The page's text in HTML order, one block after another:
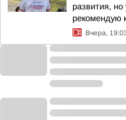
развития,
рекомендую
Вчера,